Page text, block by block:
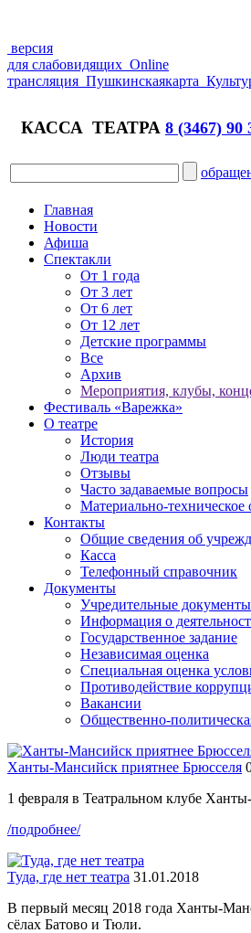
версия
для слабовидящих Online
трансляция Пушкинскаякарта
КАССА ТЕАТРА 8 (3467) 90
Главная
Новости
Афиша
Спектакли
От 1 года
От 3 лет
От 6 лет
От 12 лет
Детские программы
Все
Архив
Мероприятия, клубы,
Фестиваль «Варежка»
О театре
История
Люди театра
Отзывы
Часто задаваемые вопросы
Материально-техническое
Контакты
Общие сведения об
Касса
Телефонный справочник
Документы
Учредительные документы
Информация о
Государственное задание
Независимая оценка
Специальная оценка
Противодействие
Вакансии
Общественно-
Ханты-Мансийск приятнее Брюсселя
1 февраля в Театральном клубе
/подробнее/
Туда, где нет театра 31.01.2018
В первый месяц 2018 года Ханты-
сёлах Батово и Тюли.